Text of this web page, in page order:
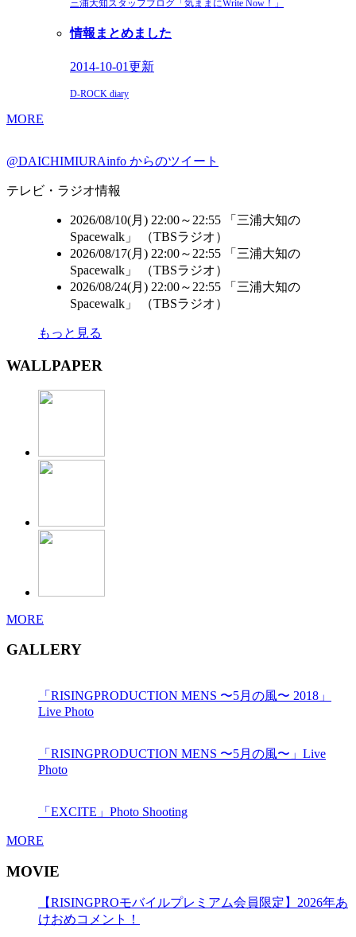
三浦大知スタッフブログ「気ままにWrite Now！」
情報まとめました
2014-10-01更新
D-ROCK diary
MORE
@DAICHIMIURAinfo からのツイート
テレビ・ラジオ情報
2026/08/10(月) 22:00～22:55 「三浦大知の
Spacewalk」 （TBSラジオ）
2026/08/17(月) 22:00～22:55 「三浦大知の
Spacewalk」 （TBSラジオ）
2026/08/24(月) 22:00～22:55 「三浦大知の
Spacewalk」 （TBSラジオ）
もっと見る
WALLPAPER
MORE
GALLERY
「RISINGPRODUCTION MENS 〜5月の風〜 2018」
Live Photo
「RISINGPRODUCTION MENS 〜5月の風〜」Live
Photo
「EXCITE」Photo Shooting
MORE
MOVIE
【RISINGPROモバイルプレミアム会員限定】2026年あ
けおめコメント！